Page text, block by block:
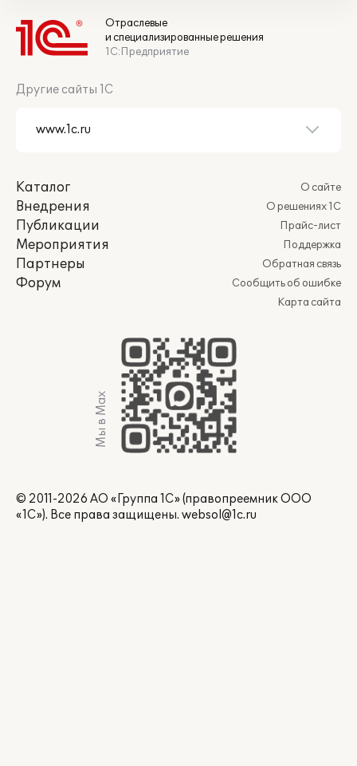
Отраслевые
и специализированные решения
1С:Предприятие
Другие сайты 1С
Каталог
Внедрения
Публикации
Мероприятия
Партнеры
Форум
О сайте
О решениях 1С
Прайс-лист
Поддержка
Обратная связь
Сообщить об ошибке
Карта сайта
Мы в Max
© 2011-2026 АО «Группа 1С» (правопреемник ООО
«1С»). Все права защищены. websol@1c.ru